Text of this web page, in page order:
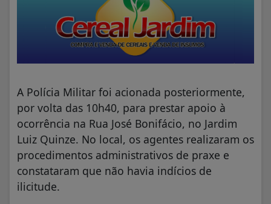
A Polícia Militar foi acionada posteriormente,
por volta das 10h40, para prestar apoio à
ocorrência na Rua José Bonifácio, no Jardim
Luiz Quinze. No local, os agentes realizaram os
procedimentos administrativos de praxe e
constataram que não havia indícios de
ilicitude.